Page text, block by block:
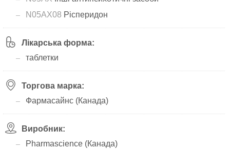
N05AX08 Рісперидон
Лікарська форма:
таблетки
Торгова марка:
Фармасайнс (Канада)
Виробник:
Pharmascience (Канада)